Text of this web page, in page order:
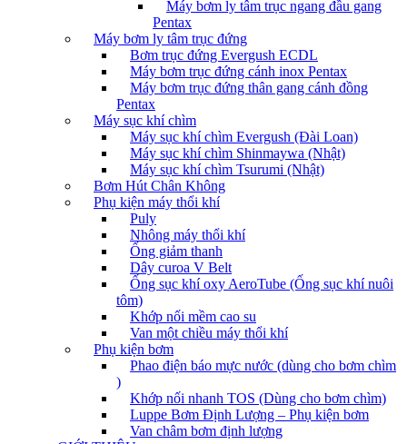
Máy bơm ly tâm trục ngang đầu gang
Pentax
Máy bơm ly tâm trục đứng
Bơm trục đứng Evergush ECDL
Máy bơm trục đứng cánh inox Pentax
Máy bơm trục đứng thân gang cánh đồng
Pentax
Máy sục khí chìm
Máy sục khí chìm Evergush (Đài Loan)
Máy sục khí chìm Shinmaywa (Nhật)
Máy sục khí chìm Tsurumi (Nhật)
Bơm Hút Chân Không
Phụ kiện máy thổi khí
Puly
Nhông máy thổi khí
Ống giảm thanh
Dây curoa V Belt
Ống sục khí oxy AeroTube (Ống sục khí nuôi
tôm)
Khớp nối mềm cao su
Van một chiều máy thổi khí
Phụ kiện bơm
Phao điện báo mực nước (dùng cho bơm chìm
)
Khớp nối nhanh TOS (Dùng cho bơm chìm)
Luppe Bơm Định Lượng – Phụ kiện bơm
Van châm bơm định lượng